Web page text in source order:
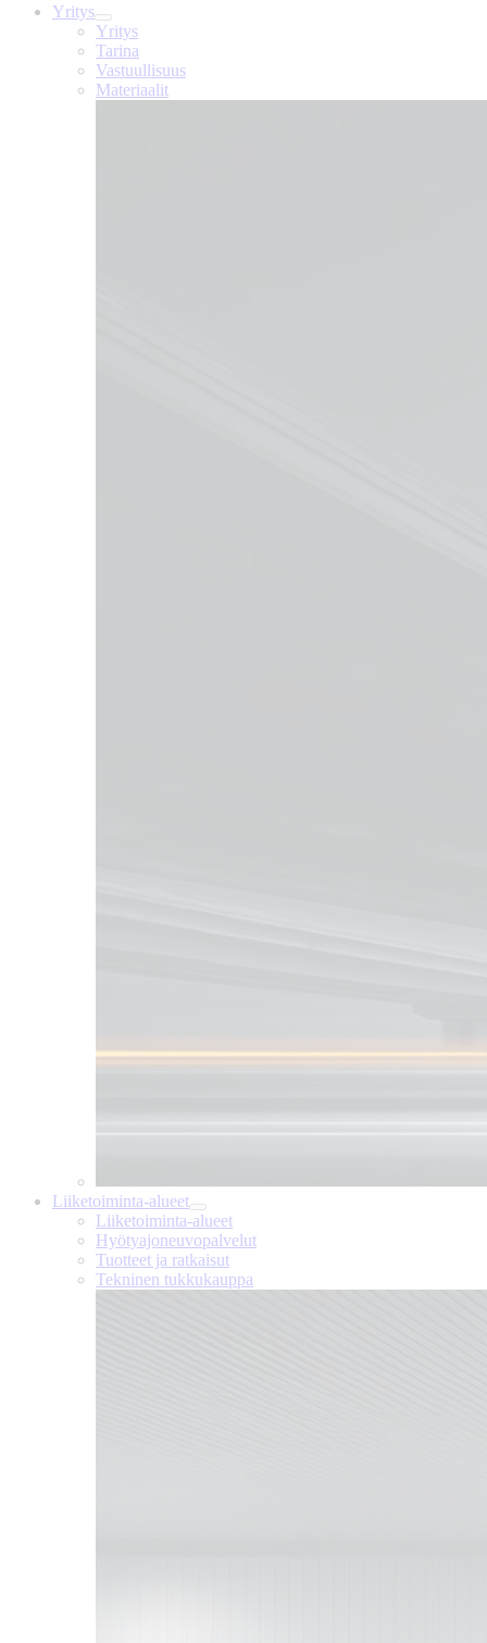
Yritys
Yritys
Tarina
Vastuullisuus
Materiaalit
Liiketoiminta-alueet
Liiketoiminta-alueet
Hyötyajoneuvopalvelut
Tuotteet ja ratkaisut
Tekninen tukkukauppa